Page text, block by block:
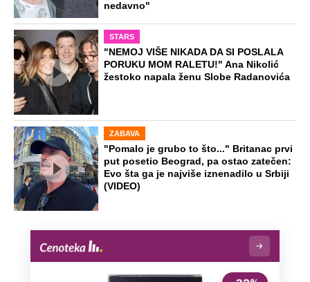
nedavno"
STARS
"NEMOJ VIŠE NIKADA DA SI POSLALA
PORUKU MOM RALETU!" Ana Nikolić
žestoko napala ženu Slobe Radanovića
ZABAVA
"Pomalo je grubo to što..." Britanac prvi
put posetio Beograd, pa ostao zatečen:
Evo šta ga je najviše iznenadilo u Srbiji
(VIDEO)